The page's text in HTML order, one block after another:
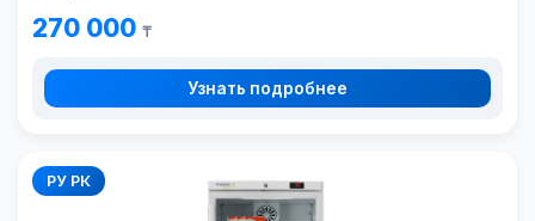
270 000 ₸
Узнать подробнее
РУ РК